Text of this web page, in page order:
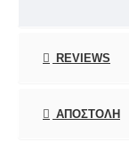
REVIEWS
ΑΠΟΣΤΟΛΉ